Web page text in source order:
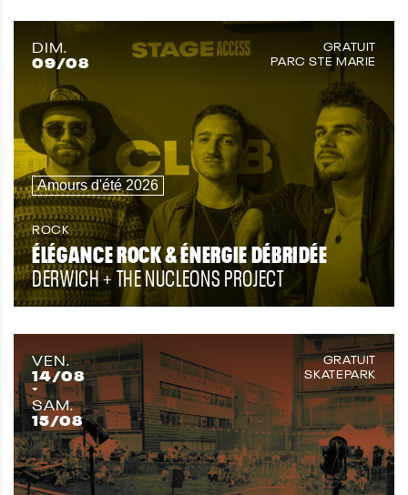
DIM.
09/08
GRATUIT
PARC STE MARIE
Amours d'été 2026
ROCK
ÉLÉGANCE ROCK & ÉNERGIE DÉBRIDÉE
DERWICH + THE NUCLEONS PROJECT
VEN.
14/08
SAM.
15/08
GRATUIT
SKATEPARK